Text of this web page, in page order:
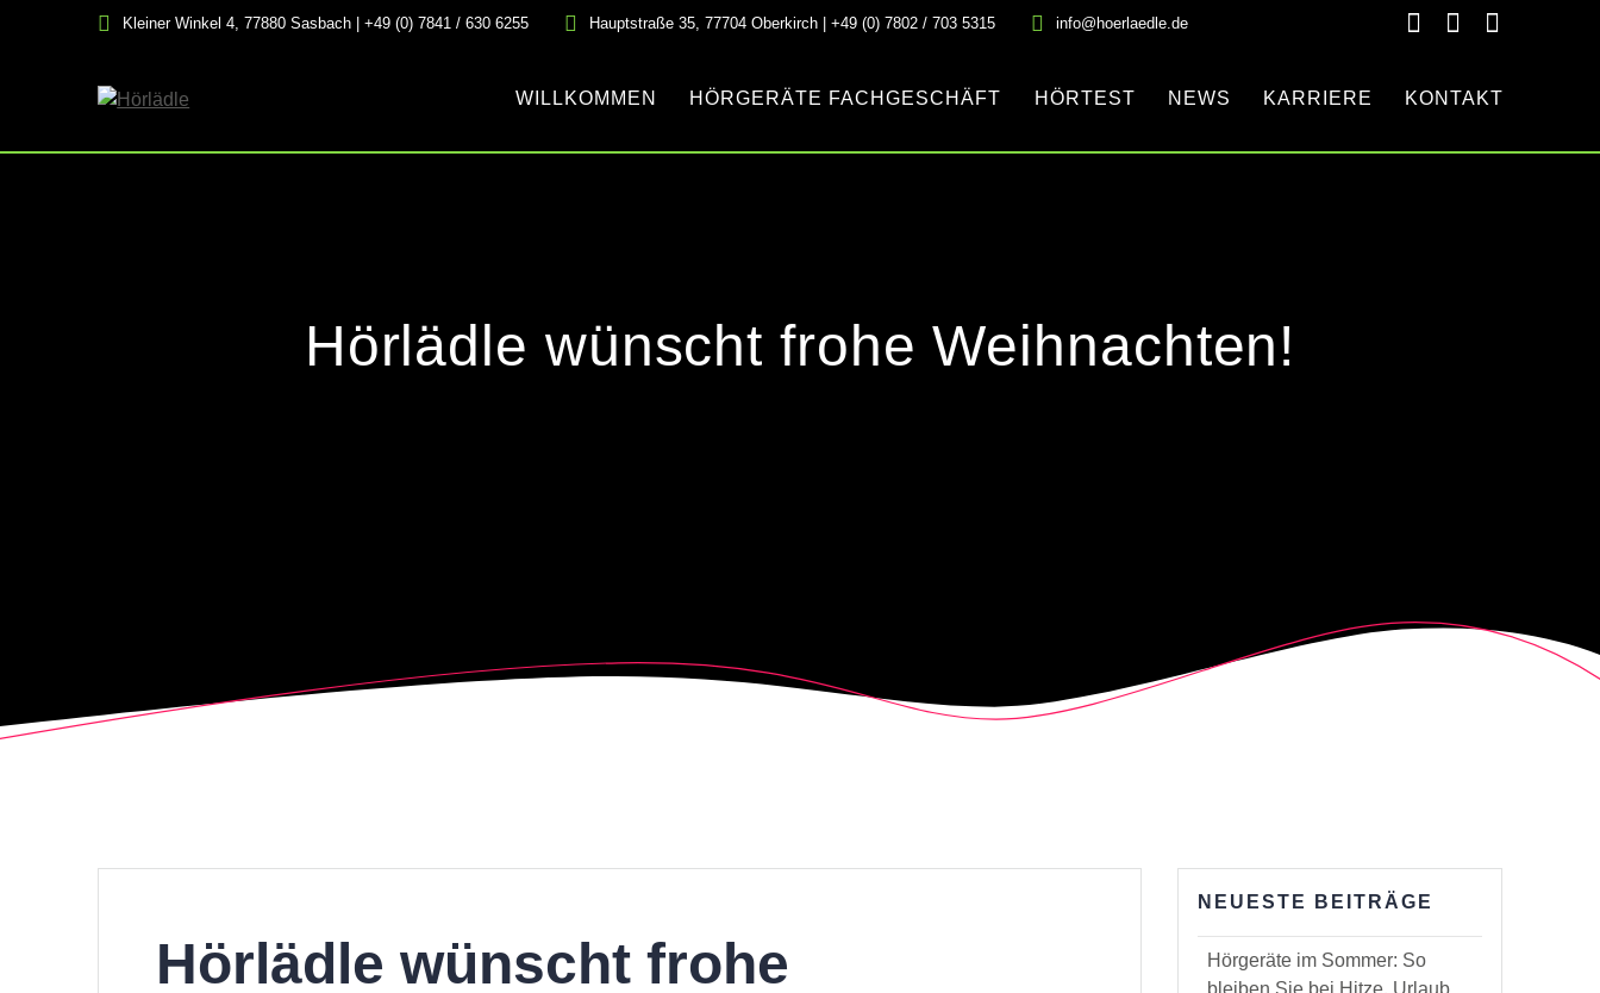
Kleiner Winkel 4, 77880 Sasbach | +49 (0) 7841 / 630 6255 Hauptstraße 35, 77704 Oberkirch | +49 (0) 7802 / 703 5315 info@hoerlaedle.de
WILLKOMMEN HÖRGERÄTE FACHGESCHÄFT HÖRTEST NEWS KARRIERE KONTAKT
Hörlädle wünscht frohe Weihnachten!
Hörlädle wünscht frohe
NEUESTE BEITRÄGE
Hörgeräte im Sommer: So